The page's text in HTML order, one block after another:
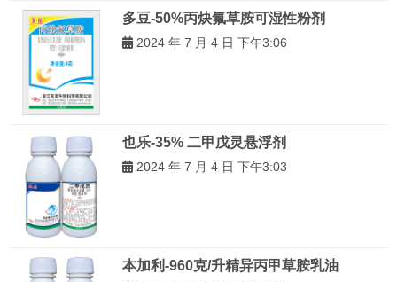
多豆-50%丙炔氟草胺可湿性粉剂
2024 年 7 月 4 日 下午3:06
也乐-35% 二甲戊灵悬浮剂
2024 年 7 月 4 日 下午3:03
本加利-960克/升精异丙甲草胺乳油